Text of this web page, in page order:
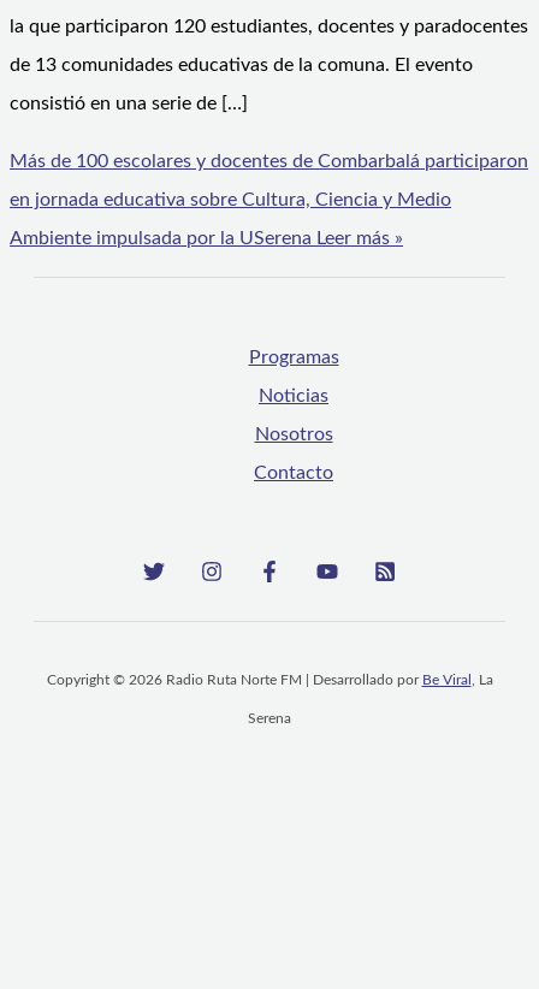
la que participaron 120 estudiantes, docentes y paradocentes
de 13 comunidades educativas de la comuna. El evento
consistió en una serie de […]
Más de 100 escolares y docentes de Combarbalá participaron
en jornada educativa sobre Cultura, Ciencia y Medio
Ambiente impulsada por la USerena Leer más »
Programas
Noticias
Nosotros
Contacto
Copyright © 2026 Radio Ruta Norte FM | Desarrollado por Be Viral , La
Serena